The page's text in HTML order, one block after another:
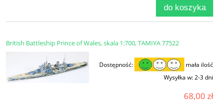
do koszyka
British Battleship Prince of Wales, skala 1:700, TAMIYA 77522
Dostępność:
mała ilość
Wysyłka w:2-3 dni
68,00 zł